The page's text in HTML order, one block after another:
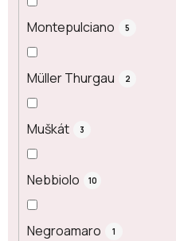
Montepulciano 5
Müller Thurgau 2
Muškát 3
Nebbiolo 10
Negroamaro 1